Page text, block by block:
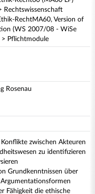
Rechtswissenschaft
RechtMA60, Version of
(WS 2007/08 - WiSe
Pflichtmodule
Rosenau
Konflikte zwischen Akteuren
zu identifizieren
Grundkenntnissen über
Fähigkeit die ethische